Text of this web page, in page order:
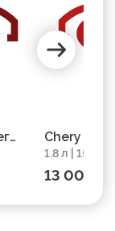
Chery
157000 км
1.8 л |
13 007